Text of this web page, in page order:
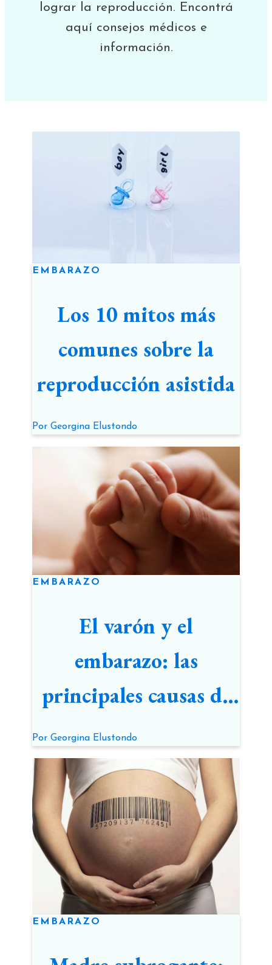
lograr la reproducción. Encontrá
aquí consejos médicos e
información.
EMBARAZO
Los 10 mitos más
comunes sobre la
reproducción asistida
Por Georgina Elustondo
EMBARAZO
El varón y el
embarazo: las
principales causas de
infertilidad masculina
Por Georgina Elustondo
EMBARAZO